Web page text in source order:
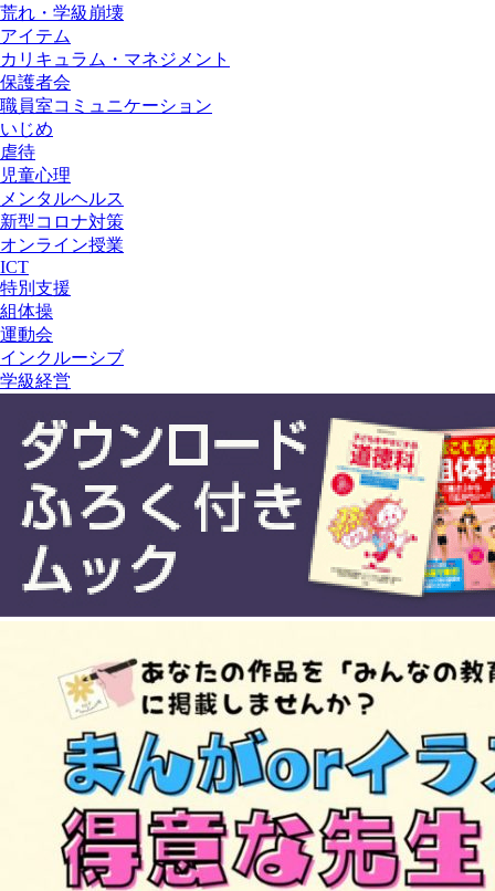
荒れ・学級崩壊
アイテム
カリキュラム・マネジメント
保護者会
職員室コミュニケーション
いじめ
虐待
児童心理
メンタルヘルス
新型コロナ対策
オンライン授業
ICT
特別支援
組体操
運動会
インクルーシブ
学級経営